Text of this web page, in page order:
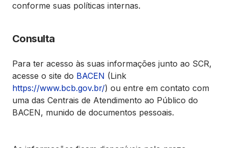
conforme suas políticas internas.
Consulta
Para ter acesso às suas informações junto ao SCR,
acesse o site do BACEN (Link
https://www.bcb.gov.br/) ou entre em contato com
uma das Centrais de Atendimento ao Público do
BACEN, munido de documentos pessoais.